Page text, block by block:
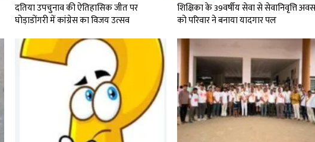
दतिया उपचुनाव की ऐतिहासिक जीत पर
घोड़ाडोंगरी में कांग्रेस का विजय उत्सव
शिक्षिका के 39वर्षीय सेवा से सेवानिवृत्ति
को परिवार ने बनाया यादगार पल